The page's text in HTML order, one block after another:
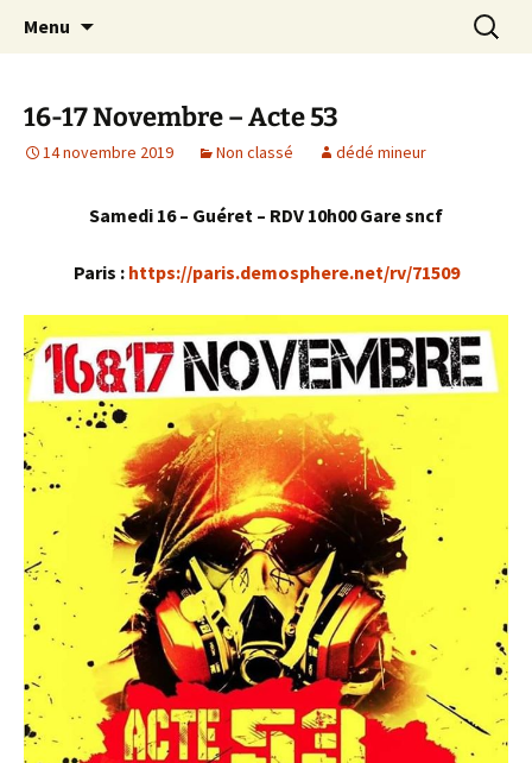
Le site du Collectif Stop Mines
23
Menu
16-17 Novembre – Acte 53
14 novembre 2019 Non classé dédé mineur
Samedi 16 – Guéret – RDV 10h00 Gare sncf
Paris : https://paris.demosphere.net/rv/71509